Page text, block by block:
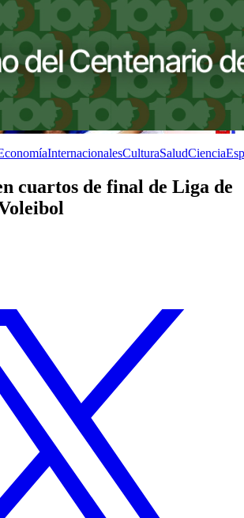
InternacionalesCulturaSaludCiencia
cuartos de final de Liga de